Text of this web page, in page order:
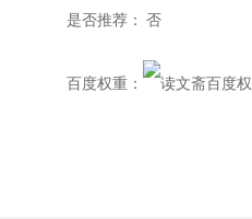
是否推荐： 否
百度权重：